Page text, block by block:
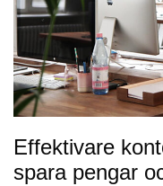
Effektivare
spara pengar